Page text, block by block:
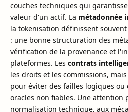
couches techniques qui
valeur d'un actif. La métadonnée
la tokenisation définissent
: une bonne structuration des
vérification de la provenance et
plateformes. Les contrats
les droits et les commissions,
pour éviter des failles logiques ou
oracles non fiables. Une attention
normalisation technique, aux